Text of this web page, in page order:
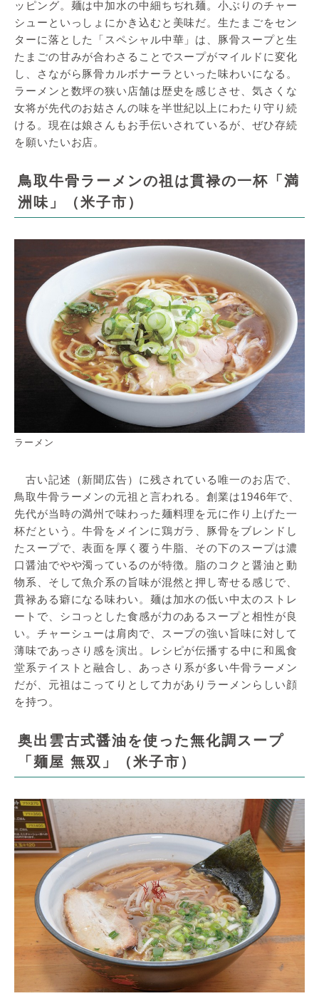
ッピング。麺は中加水の中細ちぢれ麺。小ぶりのチャー
シューといっしょにかき込むと美味だ。生たまごをセン
ターに落とした「スペシャル中華」は、豚骨スープと生
たまごの甘みが合わさることでスープがマイルドに変化
し、さながら豚骨カルボナーラといった味わいになる。
ラーメンと数坪の狭い店舗は歴史を感じさせ、気さくな
女将が先代のお姑さんの味を半世紀以上にわたり守り続
ける。現在は娘さんもお手伝いされているが、ぜひ存続
を願いたいお店。
鳥取牛骨ラーメンの祖は貫禄の一杯「満
洲味」（米子市）
ラーメン
古い記述（新聞広告）に残されている唯一のお店で、
鳥取牛骨ラーメンの元祖と言われる。創業は1946年で、
先代が当時の満州で味わった麺料理を元に作り上げた一
杯だという。牛骨をメインに鶏ガラ、豚骨をブレンドし
たスープで、表面を厚く覆う牛脂、その下のスープは濃
口醤油でやや濁っているのが特徴。脂のコクと醤油と動
物系、そして魚介系の旨味が混然と押し寄せる感じで、
貫禄ある癖になる味わい。麺は加水の低い中太のストレ
ートで、シコっとした食感が力のあるスープと相性が良
い。チャーシューは肩肉で、スープの強い旨味に対して
薄味であっさり感を演出。レシピが伝播する中に和風食
堂系テイストと融合し、あっさり系が多い牛骨ラーメン
だが、元祖はこってりとして力がありラーメンらしい顔
を持つ。
奥出雲古式醤油を使った無化調スープ
「麺屋 無双」（米子市）